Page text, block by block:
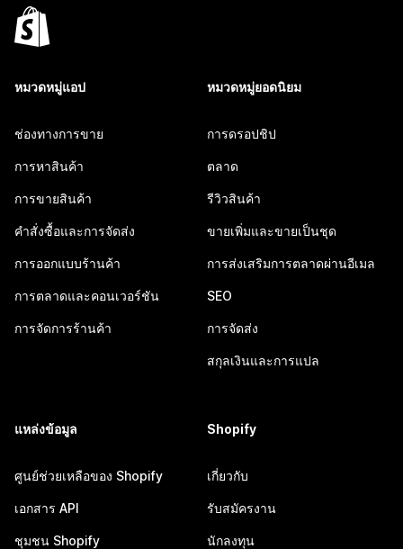
หมวดหมู่แอป
ช่องทางการขาย
การหาสินค้า
การขายสินค้า
คำสั่งซื้อและการจัดส่ง
การออกแบบร้านค้า
การตลาดและคอนเวอร์ชัน
การจัดการร้านค้า
หมวดหมู่ยอดนิยม
การดรอปชิป
ตลาด
รีวิวสินค้า
ขายเพิ่มและขายเป็นชุด
การส่งเสริมการตลาดผ่านอีเมล
SEO
การจัดส่ง
สกุลเงินและการแปล
แหล่งข้อมูล
ศูนย์ช่วยเหลือของ Shopify
เอกสาร API
ชุมชน Shopify
Shopify
เกี่ยวกับ
รับสมัครงาน
นักลงทุน